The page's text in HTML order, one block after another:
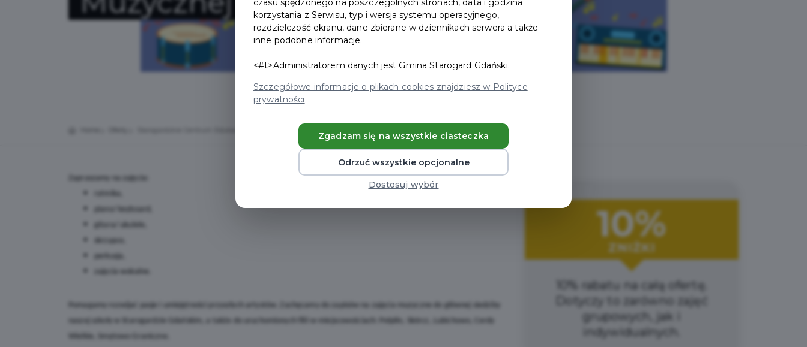
10%
ZNIŻKI
10% rabatu na całą ofertę.
Dotyczy to zarówno zajęć
grupowych, jak i
indywidualnych.
czasu spędzonego na poszczególnych stronach, data i godzina
korzystania z Serwisu, typ i wersja systemu operacyjnego,
rozdzielczość ekranu, dane zbierane w dziennikach serwera a także
inne podobne informacje.
<#t>Administratorem danych jest Gmina Starogard Gdański.
Szczegółowe informacje o plikach cookies znajdziesz w Polityce
prywatności
Zgadzam się na wszystkie ciasteczka
Odrzuć wszystkie opcjonalne
Dostosuj wybór